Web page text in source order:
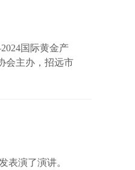
，招远市黄金
国际黄金产
会主办，招远市
场趋势、智能
表演了演讲。